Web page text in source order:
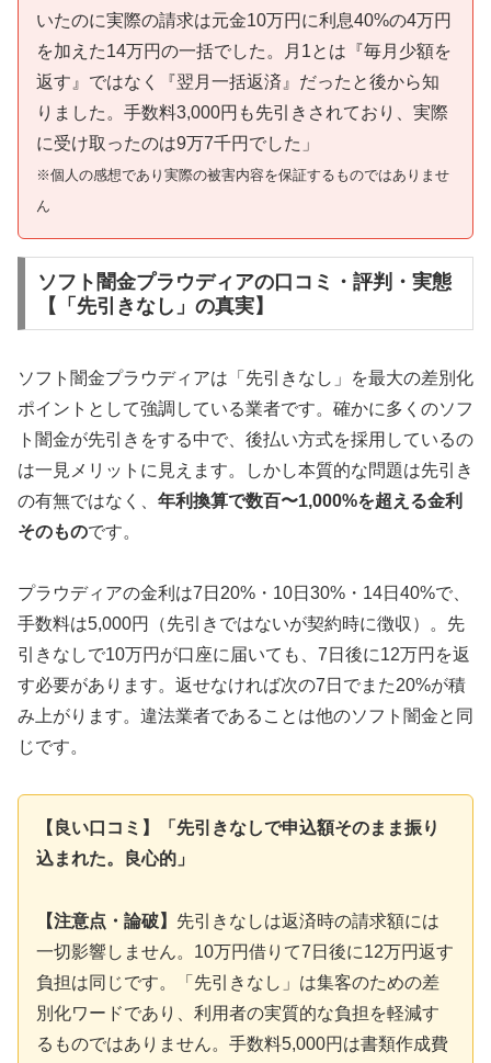
いたのに実際の請求は元金10万円に利息40%の4万円
を加えた14万円の一括でした。月1とは『毎月少額を
返す』ではなく『翌月一括返済』だったと後から知
りました。手数料3,000円も先引きされており、実際
に受け取ったのは9万7千円でした」
※個人の感想であり実際の被害内容を保証するものではありませ
ん
ソフト闇金プラウディアの口コミ・評判・実態
【「先引きなし」の真実】
ソフト闇金プラウディアは「先引きなし」を最大の差別化
ポイントとして強調している業者です。確かに多くのソフ
ト闇金が先引きをする中で、後払い方式を採用しているの
は一見メリットに見えます。しかし本質的な問題は先引き
の有無ではなく、 年利換算で数百〜1,000%を超える金利
そのものです。
プラウディアの金利は7日20%・10日30%・14日40%で、
手数料は5,000円（先引きではないが契約時に徴収）。先
引きなしで10万円が口座に届いても、7日後に12万円を返
す必要があります。返せなければ次の7日でまた20%が積
み上がります。違法業者であることは他のソフト闇金と同
じです。
【良い口コミ】「先引きなしで申込額そのまま振り
込まれた。良心的」
【注意点・論破】 先引きなしは返済時の請求額には
一切影響しません。10万円借りて7日後に12万円返す
負担は同じです。「先引きなし」は集客のための差
別化ワードであり、利用者の実質的な負担を軽減す
るものではありません。手数料5,000円は書類作成費